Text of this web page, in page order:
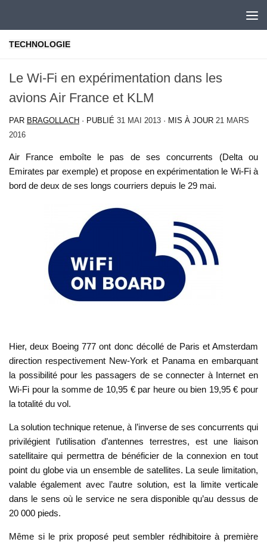
TECHNOLOGIE
Le Wi-Fi en expérimentation dans les
avions Air France et KLM
PAR BRAGOLLACH · PUBLIÉ 31 MAI 2013 · MIS À JOUR 21 MARS
2016
Air France emboîte le pas de ses concurrents (Delta ou
Emirates par exemple) et propose en expérimentation le Wi-Fi à
bord de deux de ses longs courriers depuis le 29 mai.
Hier, deux Boeing 777 ont donc décollé de Paris et Amsterdam
direction respectivement New-York et Panama en embarquant
la possibilité pour les passagers de se connecter à Internet en
Wi-Fi pour la somme de 10,95 € par heure ou bien 19,95 € pour
la totalité du vol.
La solution technique retenue, à l’inverse de ses concurrents qui
privilégient l’utilisation d’antennes terrestres, est une liaison
satellitaire qui permettra de bénéficier de la connexion en tout
point du globe via un ensemble de satellites. La seule limitation,
valable également avec l’autre solution, est la limite verticale
dans le sens où le service ne sera disponible qu’au dessus de
20 000 pieds.
Même si le prix proposé peut sembler rédhibitoire à première